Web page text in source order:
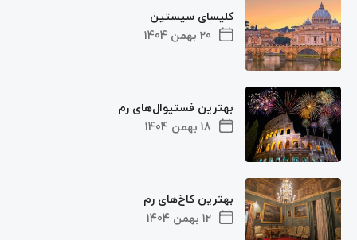
20 بهمن 1404
کلیسای سیستین
18 بهمن 1404
بهترین فستیوال‌های رم
12 بهمن 1404
بهترین کاخ‌های رم